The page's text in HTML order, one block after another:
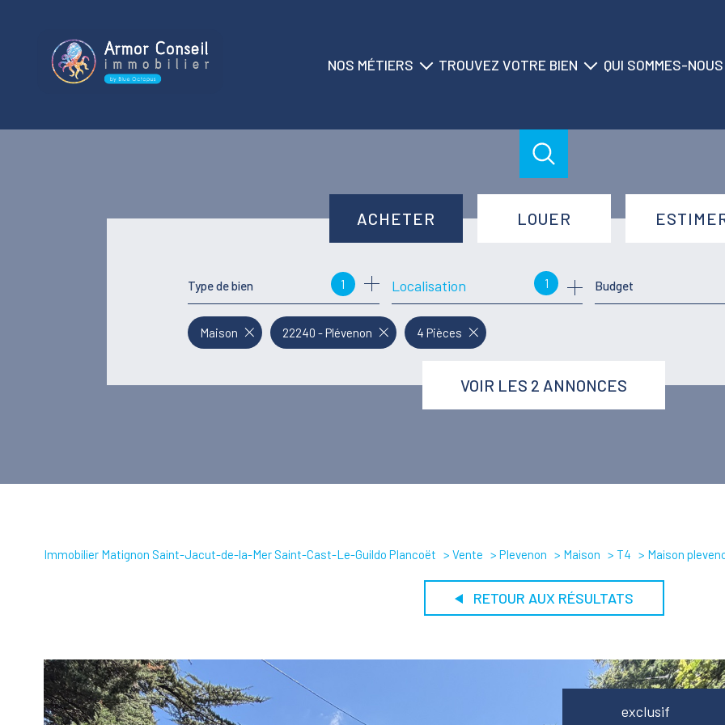
NOS MÉTIERS
location
gestion
syndic
TROUVEZ VOTRE BIEN
nos biens à la location
nos locations saisonnières
QUI SOMMES-NOUS
nos agences
nos partenaires
ACHETER
de l'ancien
de l'immo pro
LOUER
à l'année
de l'immo pro
Type de bien 1 1
Localisation Budget
VOIR LES 2 ANNONCES
Maison 22240 - Plévenon 4 Pièces
Immobilier Matignon Saint-Jacut-de-la-Mer Saint-Cast-Le-Guildo Plancoët Vente Plevenon Maison T4 Maison
RETOUR AUX RÉSULTATS
exclusif